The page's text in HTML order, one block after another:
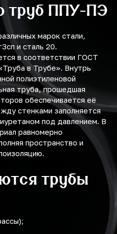
труб ППУ-ПЭ
марок стали,
и сталь 20.
в соответствии ГОСТ
в Трубе». Внутрь
полиэтиленовой
труба, прошедшая
обеспечивается её
стенками заполняется
под давлением. В
равномерно
пространство и
трубы